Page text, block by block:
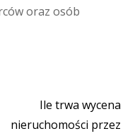
oraz osób
Ile trwa wycena
nieruchomości przez